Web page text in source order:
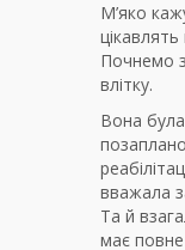
М’яко
Почнемо
влітку.
Вона була
вважала
Та й
має